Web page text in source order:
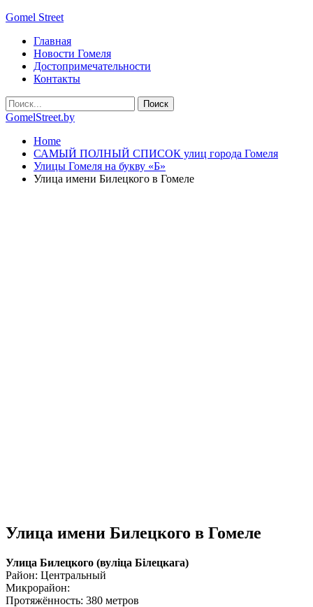
Gomel Street
Главная
Новости Гомеля
Достопримечательности
Контакты
GomelStreet.by
Home
САМЫЙ ПОЛНЫЙ СПИСОК улиц города Гомеля
Улицы Гомеля на букву «Б»
Улица имени Билецкого в Гомеле
Улица имени Билецкого в Гомеле
Улица Билецкого (вулiца Бiлецкага)
Район: Центральный
Микрорайон:
Протяжённость: 380 метров